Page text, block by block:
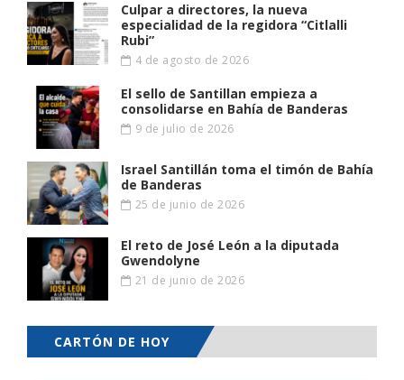
Culpar a directores, la nueva
especialidad de la regidora “Citlalli
Rubi”
4 de agosto de 2026
El sello de Santillan empieza a
consolidarse en Bahía de Banderas
9 de julio de 2026
Israel Santillán toma el timón de Bahía
de Banderas
25 de junio de 2026
El reto de José León a la diputada
Gwendolyne
21 de junio de 2026
CARTÓN DE HOY